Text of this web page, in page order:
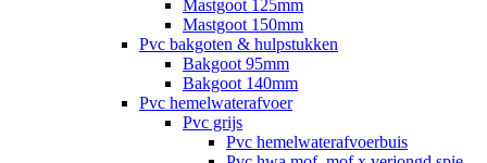
Mastgoot 125mm
Mastgoot 150mm
Pvc bakgoten & hulpstukken
Bakgoot 95mm
Bakgoot 140mm
Pvc hemelwaterafvoer
Pvc grijs
Pvc hemelwaterafvoerbuis